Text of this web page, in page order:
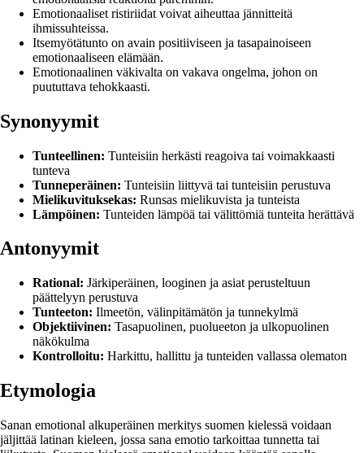
Emotionaaliset ristiriidat voivat aiheuttaa jännitteitä
ihmissuhteissa.
Itsemyötätunto on avain positiiviseen ja tasapainoiseen
emotionaaliseen elämään.
Emotionaalinen väkivalta on vakava ongelma, johon on
puututtava tehokkaasti.
Synonyymit
Tunteellinen: Tunteisiin herkästi reagoiva tai voimakkaasti
tunteva
Tunneperäinen: Tunteisiin liittyvä tai tunteisiin perustuva
Mielikuvituksekas: Runsas mielikuvista ja tunteista
Lämpöinen: Tunteiden lämpöä tai välittömiä tunteita herättävä
Antonyymit
Rational: Järkiperäinen, looginen ja asiat perusteltuun
päättelyyn perustuva
Tunteeton: Ilmeetön, välinpitämätön ja tunnekylmä
Objektiivinen: Tasapuolinen, puolueeton ja ulkopuolinen
näkökulma
Kontrolloitu: Harkittu, hallittu ja tunteiden vallassa olematon
Etymologia
Sanan emotional alkuperäinen merkitys suomen kielessä voidaan
jäljittää latinan kieleen, jossa sana emotio tarkoittaa tunnetta tai